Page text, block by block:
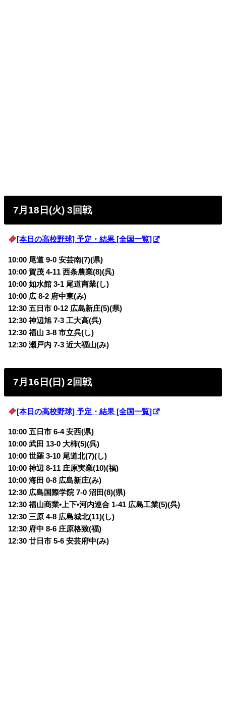
7月18日(火) 3回戦
[本日の高校野球] 予定・結果 [全国一覧]
10:00 尾道 9-0 安芸南(7)(県)
10:00 賀茂 4-11 西条農業(8)(呉)
10:00 如水館 3-1 尾道商業(し)
10:00 広 8-2 府中東(み)
12:30 五日市 0-12 広島新庄(5)(県)
12:30 神辺旭 7-3 工大高(呉)
12:30 福山 3-8 市立呉(し)
12:30 瀬戸内 7-3 近大福山(み)
7月16日(日) 2回戦
[本日の高校野球] 予定・結果 [全国一覧]
10:00 五日市 6-4 安西(県)
10:00 武田 13-0 大柿(5)(呉)
10:00 世羅 3-10 尾道北(7)(し)
10:00 神辺 8-11 庄原実業(10)(福)
10:00 海田 0-8 広島新庄(み)
12:30 広島国際学院 7-0 沼田(8)(県)
12:30 福山商業•上下•河内連合 1-41 広島工業(5)(呉)
12:30 三原 4-8 広島城北(11)(し)
12:30 府中 8-6 庄原格致(福)
12:30 廿日市 5-6 安芸府中(み)